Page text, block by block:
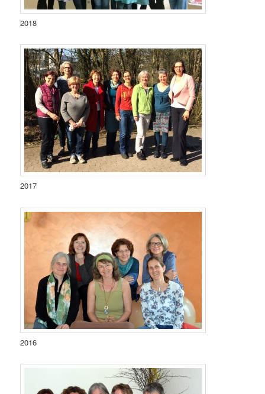
2018
2017
2016